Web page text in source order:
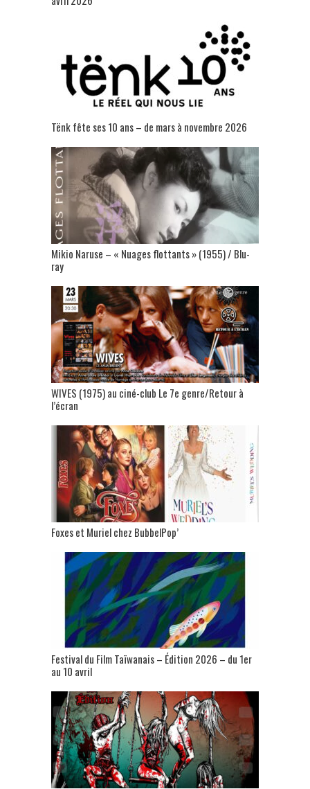
Tënk fête ses 10 ans – de mars à novembre 2026
Mikio Naruse – « Nuages flottants » (1955) / Blu-
ray
WIVES (1975) au ciné-club Le 7e genre/Retour à
l’écran
Foxes et Muriel chez BubbelPop’
Festival du Film Taïwanais – Édition 2026 – du 1er
au 10 avril